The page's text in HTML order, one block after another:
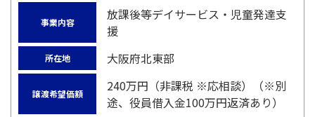
事業内容
放課後等デイサービス・児童発達支
援
所在地 大阪府北東部
譲渡希望価額
240万円（非課税 ※応相談）（※別
途、役員借入金100万円返済あり）